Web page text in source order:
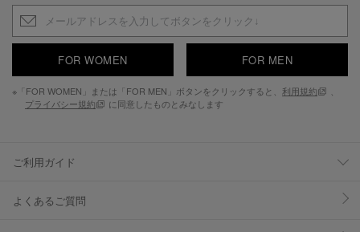
FOR WOMEN FOR MEN
※「FOR WOMEN」または「FOR MEN」ボタンをクリックすると、 利用規約
プライバシー規約
に同意したものとみなします
ご利用ガイド
よくあるご質問